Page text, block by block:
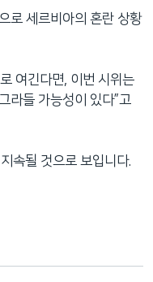
로 세르비아의 혼란 상황
여긴다면, 이번 시위는
라들 가능성이 있다”고
속될 것으로 보입니다.